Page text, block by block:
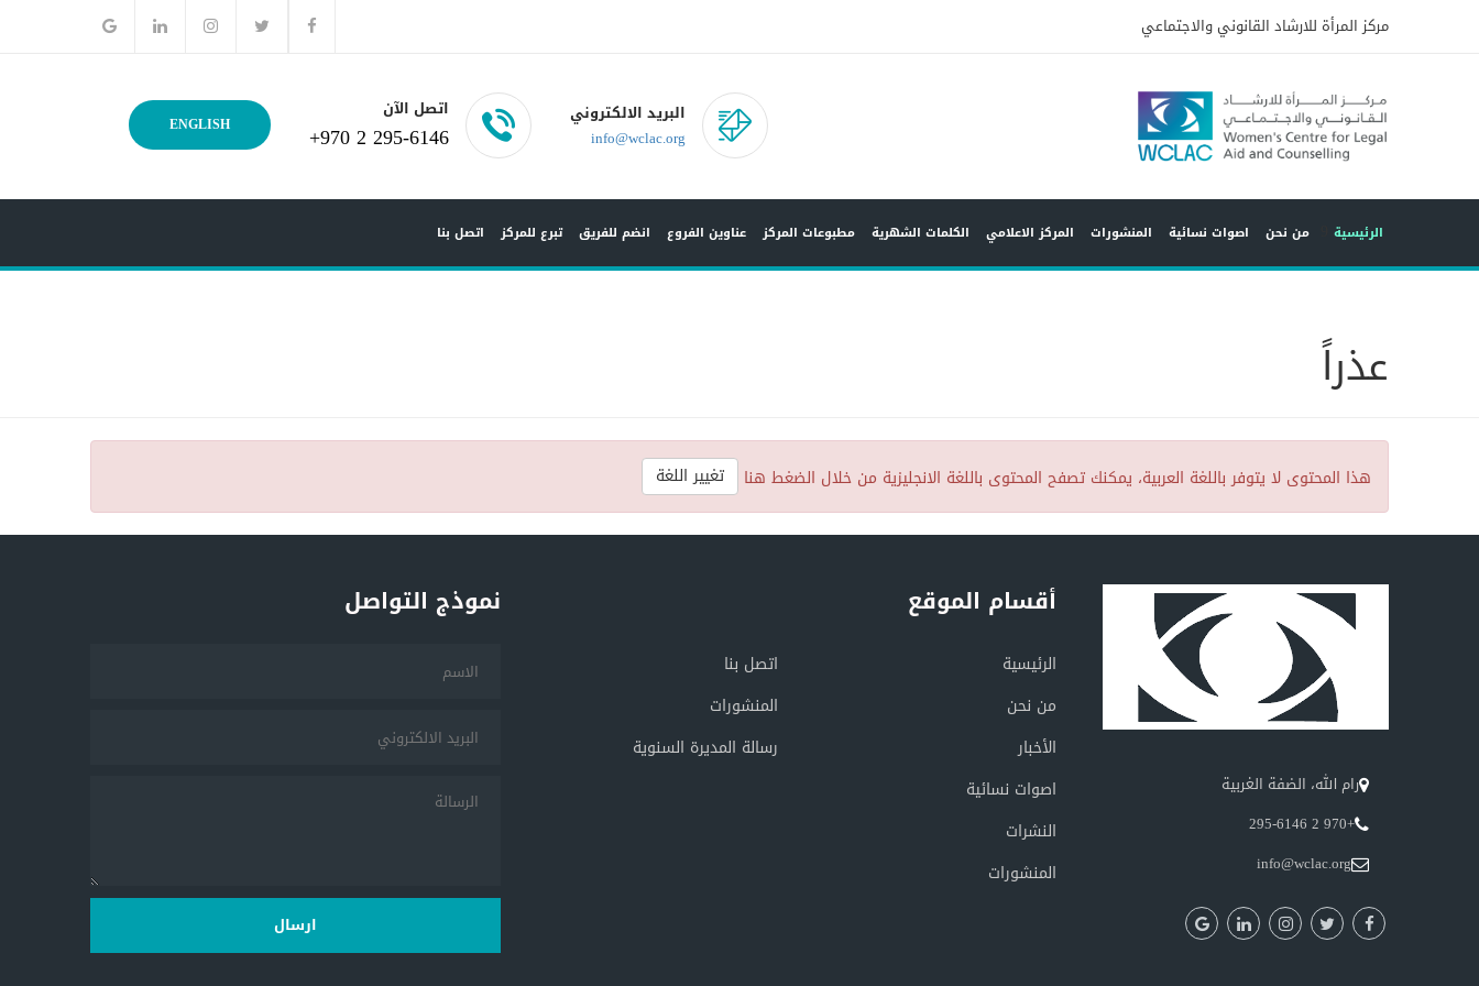
مركز المرأة للارشاد القانوني والاجتماعي
البريد الالكتروني
info@wclac.org
اتصل الآن
+970 2 295-6146
ENGLISH
الرئيسية من نحن اصوات نسائية المنشورات المركز الاعلامي الكلمات الشهرية مطبوعات المركز عناوين الفروع انضم للفريق تبرع للمركز اتصل بنا
عذراً
هذا المحتوى لا يتوفر باللغة العربية، يمكنك تصفح المحتوى باللغة الانجليزية من خلال الضغط هنا تغيير اللغة
رام الله، الضفة الغربية
+970 2 295-6146
info@wclac.org
أقسام الموقع
الرئيسية
من نحن
الأخبار
اصوات نسائية
النشرات
المنشورات
اتصل بنا
المنشورات
رسالة المديرة السنوية
نموذج التواصل
ارسال